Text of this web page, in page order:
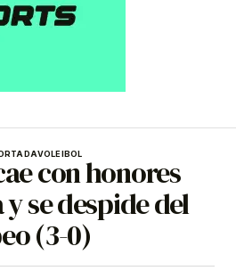
VOLEIBOL
con honores
se despide del
(3-0)